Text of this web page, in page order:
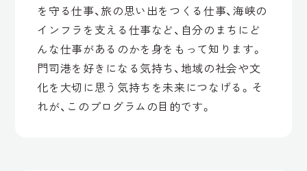
を守る仕事、旅の思い出をつくる仕事、海峡の
インフラを支える仕事など、自分のまちにど
んな仕事があるのかを身をもって知ります。
門司港を好きになる気持ち、地域の社会や文
化を大切に思う気持ちを未来につなげる。そ
れが、このプログラムの目的です。